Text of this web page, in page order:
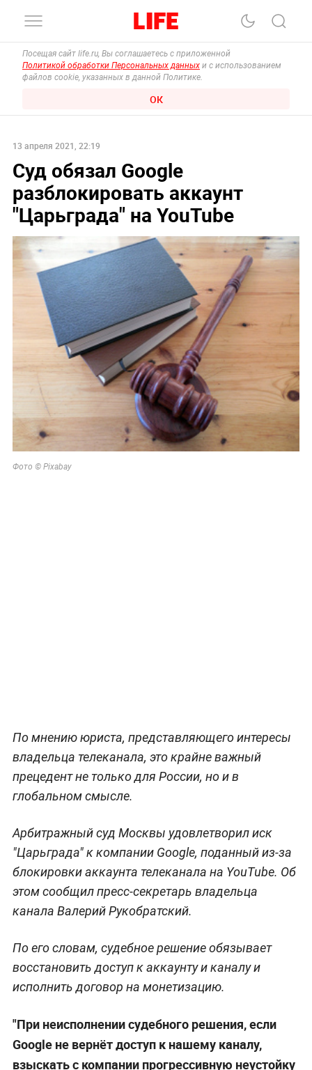
Посещая сайт life.ru, Вы соглашаетесь с приложенной
Политикой обработки Персональных данных и с использованием
файлов cookie, указанных в данной Политике.
ОК
13 апреля 2021, 22:19
Суд обязал Google
разблокировать аккаунт
"Царьграда" на YouTube
Фото © Pixabay
По мнению юриста, представляющего интересы
владельца телеканала, это крайне важный
прецедент не только для России, но и в
глобальном смысле.
Арбитражный суд Москвы удовлетворил иск
"Царьграда" к компании Google, поданный из-за
блокировки аккаунта телеканала на YouTube. Об
этом сообщил пресс-секретарь владельца
канала Валерий Рукобратский.
По его словам, судебное решение обязывает
восстановить доступ к аккаунту и каналу и
исполнить договор на монетизацию.
"При неисполнении судебного решения, если
Google не вернёт доступ к нашему каналу,
взыскать с компании прогрессивную неустойку